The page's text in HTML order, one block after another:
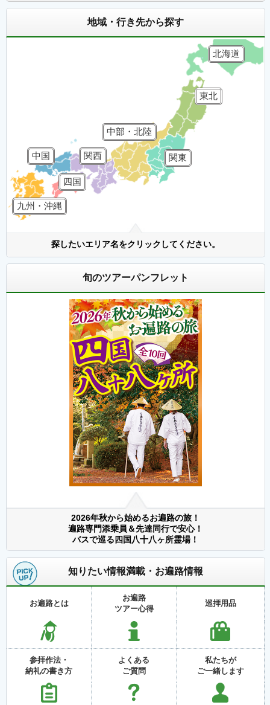
地域・行き先から探す
北海道
東北
関東
中部・北陸
関西
中国
四国
九州・沖縄
探したいエリア名をクリックしてください。
旬のツアーパンフレット
2026年秋から始めるお遍路の旅！
遍路専門添乗員＆先達同行で安心！
バスで巡る四国八十八ヶ所霊場！
知りたい情報満載・お遍路情報
お遍路とは
お遍路
ツアー心得
巡拝用品
参拝作法・
納礼の書き方
よくある
ご質問
私たちが
ご一緒します